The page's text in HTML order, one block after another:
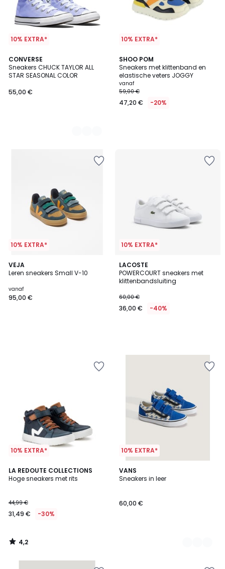
10% EXTRA*
CONVERSE
Sneakers CHUCK TAYLOR ALL
STAR SEASONAL COLOR
55,00 €
2
Kleuren
10% EXTRA*
SHOO POM
Sneakers met klittenband en
elastische veters JOGGY
vanaf
59,00 €
47,20 € -20%
10% EXTRA*
VEJA
Leren sneakers Small V-10
vanaf
95,00 €
10% EXTRA*
LACOSTE
POWERCOURT sneakers met
klittenbandsluiting
60,00 €
36,00 € -40%
10% EXTRA*
LA REDOUTE COLLECTIONS
Hoge sneakers met rits
44,99 €
31,49 € -30%
4,2
/ 5
4,2
/
10% EXTRA*
VANS
Sneakers in leer
60,00 €
2
Kleuren